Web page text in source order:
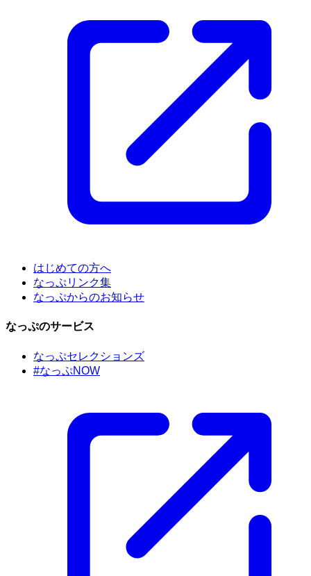
はじめての方へ
なっぷリンク集
なっぷからのお知らせ
なっぷのサービス
なっぷセレクションズ
#なっぷNOW